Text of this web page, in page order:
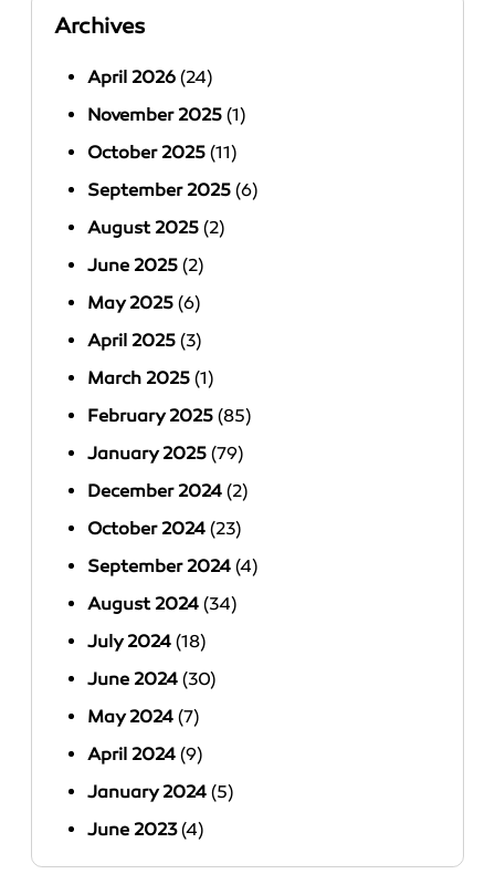
Archives
April 2026 (24)
November 2025 (1)
October 2025 (11)
September 2025 (6)
August 2025 (2)
June 2025 (2)
May 2025 (6)
April 2025 (3)
March 2025 (1)
February 2025 (85)
January 2025 (79)
December 2024 (2)
October 2024 (23)
September 2024 (4)
August 2024 (34)
July 2024 (18)
June 2024 (30)
May 2024 (7)
April 2024 (9)
January 2024 (5)
June 2023(4)